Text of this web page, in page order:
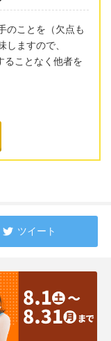
のことを（欠点も
ますので、
ことなく他者を
ツイート